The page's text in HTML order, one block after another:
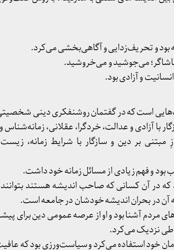
و تحریف‌زدایی و آگاهی‌بخشی می‌کرد.
می‌جوشید و می‌خروشید.
و آزادی بود.
است که در گفتمان روشنفکری دینی
با آزادی و عدالت، خردگرا، عقلانی، زمانه‌شناس
بر دین و سازگار با شرایط زمانه،
و فهم زیادی از مسائل زمانه خود داشت.
آن کسانی که صاحب اندیشه هستند بتوانند
آن در بحران اندیشه خودشان در جامعه است.
مردم آشنا بود و او از عرصه عمومی دین برای
نزدیک می‌کرد.
خود استفاده می‌کرد و سیاست‌ورزی بود که